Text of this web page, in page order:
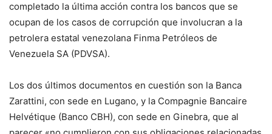
completado la última acción contra los bancos que se
ocupan de los casos de corrupción que involucran a la
petrolera estatal venezolana Finma Petróleos de
Venezuela SA (PDVSA).
Los dos últimos documentos en cuestión son la Banca
Zarattini, con sede en Lugano, y la Compagnie Bancaire
Helvétique (Banco CBH), con sede en Ginebra, que al